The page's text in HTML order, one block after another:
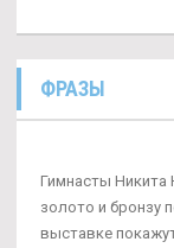
ФРАЗЫ
Гимнасты Никита
золото и бронзу
выставке